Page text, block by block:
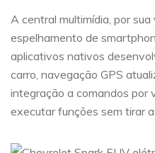
A central multimídia, por
espelhamento de
aplicativos nativos
carro, navegação GPS
integração a comandos por
executar funções sem tirar